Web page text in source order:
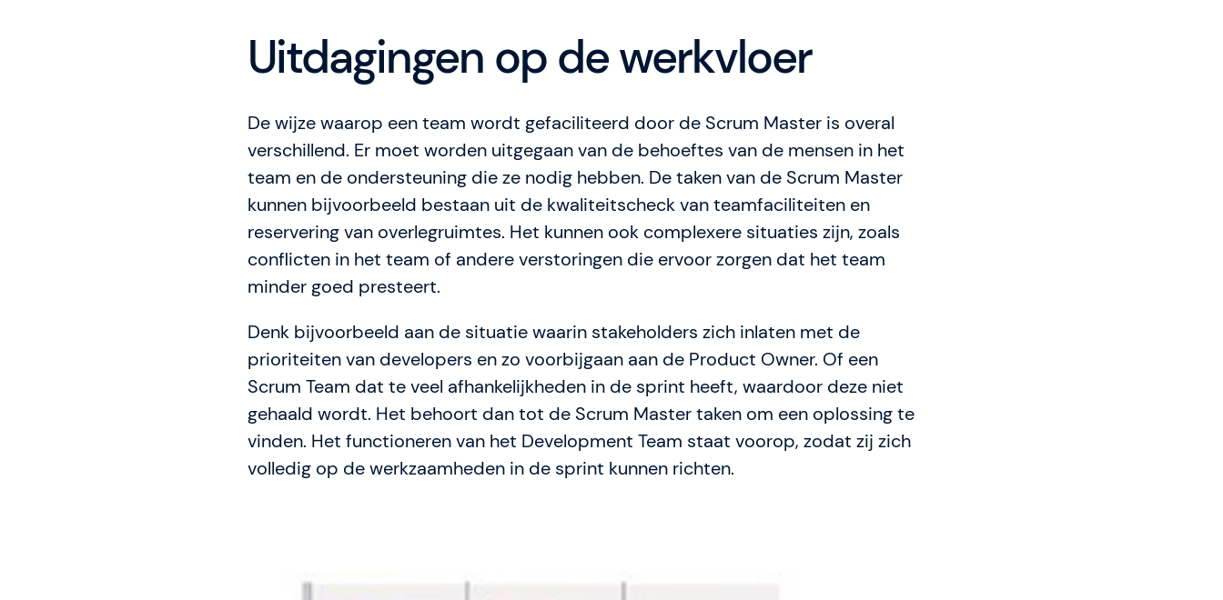
Uitdagingen op de werkvloer
De wijze waarop een team wordt gefaciliteerd door de Scrum Master is overal
verschillend. Er moet worden uitgegaan van de behoeftes van de mensen in het
team en de ondersteuning die ze nodig hebben. De taken van de Scrum Master
kunnen bijvoorbeeld bestaan uit de kwaliteitscheck van teamfaciliteiten en
reservering van overlegruimtes. Het kunnen ook complexere situaties zijn, zoals
conflicten in het team of andere verstoringen die ervoor zorgen dat het team
minder goed presteert.
Denk bijvoorbeeld aan de situatie waarin stakeholders zich inlaten met de
prioriteiten van developers en zo voorbijgaan aan de Product Owner. Of een
Scrum Team dat te veel afhankelijkheden in de sprint heeft, waardoor deze niet
gehaald wordt. Het behoort dan tot de Scrum Master taken om een oplossing te
vinden. Het functioneren van het Development Team staat voorop, zodat zij zich
volledig op de werkzaamheden in de sprint kunnen richten.